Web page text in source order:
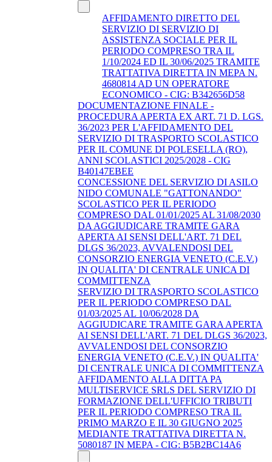
AFFIDAMENTO DIRETTO DEL
SERVIZIO DI SERVIZIO DI
ASSISTENZA SOCIALE PER IL
PERIODO COMPRESO TRA IL
1/10/2024 ED IL 30/06/2025 TRAMITE
TRATTATIVA DIRETTA IN MEPA N.
4680814 AD UN OPERATORE
ECONOMICO - CIG: B342656D58
DOCUMENTAZIONE FINALE -
PROCEDURA APERTA EX ART. 71 D. LGS.
36/2023 PER L'AFFIDAMENTO DEL
SERVIZIO DI TRASPORTO SCOLASTICO
PER IL COMUNE DI POLESELLA (RO),
ANNI SCOLASTICI 2025/2028 - CIG
B40147EBEE
CONCESSIONE DEL SERVIZIO DI ASILO
NIDO COMUNALE "GATTONANDO"
SCOLASTICO PER IL PERIODO
COMPRESO DAL 01/01/2025 AL 31/08/2030
DA AGGIUDICARE TRAMITE GARA
APERTA AI SENSI DELL'ART. 71 DEL
DLGS 36/2023, AVVALENDOSI DEL
CONSORZIO ENERGIA VENETO (C.E.V.)
IN QUALITA' DI CENTRALE UNICA DI
COMMITTENZA
SERVIZIO DI TRASPORTO SCOLASTICO
PER IL PERIODO COMPRESO DAL
01/03/2025 AL 10/06/2028 DA
AGGIUDICARE TRAMITE GARA APERTA
AI SENSI DELL'ART. 71 DEL DLGS 36/2023,
AVVALENDOSI DEL CONSORZIO
ENERGIA VENETO (C.E.V.) IN QUALITA'
DI CENTRALE UNICA DI COMMITTENZA
AFFIDAMENTO ALLA DITTA PA
MULTISERVICE SRLS DEL SERVIZIO DI
FORMAZIONE DELL'UFFICIO TRIBUTI
PER IL PERIODO COMPRESO TRA IL
PRIMO MARZO E IL 30 GIUGNO 2025
MEDIANTE TRATTATIVA DIRETTA N.
5080187 IN MEPA - CIG: B5B2BC14A6